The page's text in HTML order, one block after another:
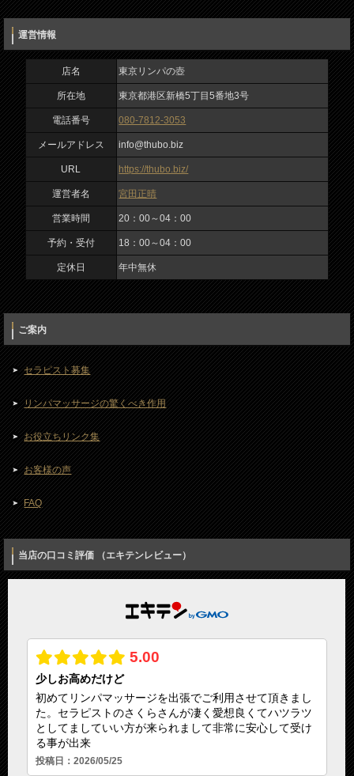
運営情報
店名 東京リンパの壺
所在地 東京都港区新橋5丁目5番地3号
電話番号 080-7812-3053
メールアドレス info@thubo.biz
URL https://thubo.biz/
運営者名 宮田正晴
営業時間 20：00～04：00
予約・受付 18：00～04：00
定休日 年中無休
ご案内
セラピスト募集
リンパマッサージの驚くべき作用
お役立ちリンク集
お客様の声
FAQ
当店の口コミ評価 （エキテンレビュー）